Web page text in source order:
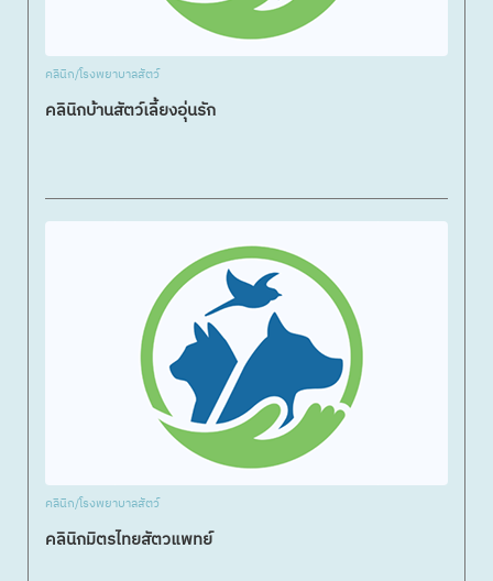
คลินิก/โรงพยาบาลสัตว์
คลินิกบ้านสัตว์เลี้ยงอุ่นรัก
คลินิก/โรงพยาบาลสัตว์
คลินิกมิตรไทยสัตวแพทย์